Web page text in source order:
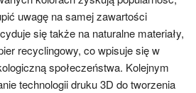
uwagę na samej zawartości
się także na naturalne materiały,
recyclingowy, co wpisuje się w
społeczeństwa. Kolejnym
technologii druku 3D do tworzenia